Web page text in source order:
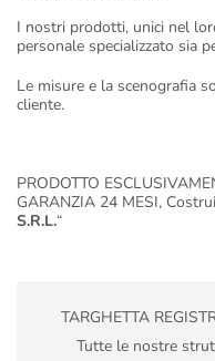
I nostri prodotti, unici nel
personale specializzato sia
Le misure e la scenografia
cliente.
PRODOTTO
GARANZIA 24 MESI,
S.R.L.“
TARGHETTA
Tutte le nostre